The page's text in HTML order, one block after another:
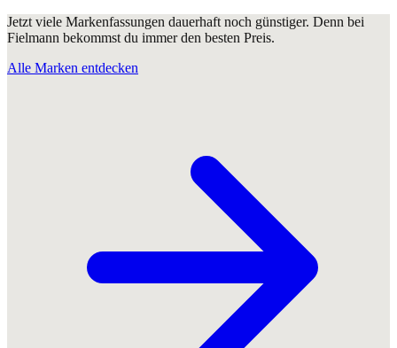
Jetzt viele Markenfassungen dauerhaft noch günstiger. Denn bei
Fielmann bekommst du immer den besten Preis.
Alle Marken entdecken